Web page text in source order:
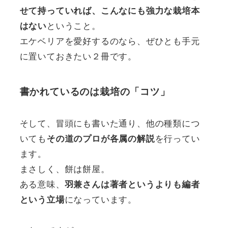
せて持っていれば、こんなにも強力な栽培本
はないということ。
エケベリアを愛好するのなら、ぜひとも手元
に置いておきたい２冊です。
書かれているのは栽培の「コツ」
そして、冒頭にも書いた通り、他の種類につ
いてもその道のプロが各属の解説を行ってい
ます。
まさしく、餅は餅屋。
ある意味、 羽兼さんは著者というよりも編者
という立場になっています。